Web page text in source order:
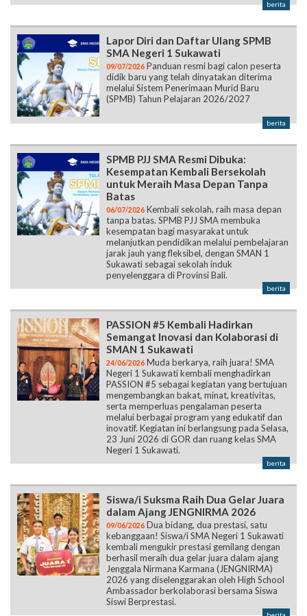
berita
Lapor Diri dan Daftar Ulang SPMB
SMA Negeri 1 Sukawati
09/07/2026 Panduan resmi bagi calon peserta
didik baru yang telah dinyatakan diterima
melalui Sistem Penerimaan Murid Baru
(SPMB) Tahun Pelajaran 2026/2027
berita
SPMB PJJ SMA Resmi Dibuka:
Kesempatan Kembali Bersekolah
untuk Meraih Masa Depan Tanpa
Batas
06/07/2026 Kembali sekolah, raih masa depan
tanpa batas. SPMB PJJ SMA membuka
kesempatan bagi masyarakat untuk
melanjutkan pendidikan melalui pembelajaran
jarak jauh yang fleksibel, dengan SMAN 1
Sukawati sebagai sekolah induk
penyelenggara di Provinsi Bali.
berita
PASSION #5 Kembali Hadirkan
Semangat Inovasi dan Kolaborasi di
SMAN 1 Sukawati
24/06/2026 Muda berkarya, raih juara! SMA
Negeri 1 Sukawati kembali menghadirkan
PASSION #5 sebagai kegiatan yang bertujuan
mengembangkan bakat, minat, kreativitas,
serta memperluas pengalaman peserta
melalui berbagai program yang edukatif dan
inovatif. Kegiatan ini berlangsung pada Selasa,
23 Juni 2026 di GOR dan ruang kelas SMA
Negeri 1 Sukawati.
berita
Siswa/i Suksma Raih Dua Gelar Juara
dalam Ajang JENGNIRMA 2026
09/06/2026 Dua bidang, dua prestasi, satu
kebanggaan! Siswa/i SMA Negeri 1 Sukawati
kembali mengukir prestasi gemilang dengan
berhasil meraih dua gelar juara dalam ajang
Jenggala Nirmana Karmana (JENGNIRMA)
2026 yang diselenggarakan oleh High School
Ambassador berkolaborasi bersama Siswa
Siswi Berprestasi.